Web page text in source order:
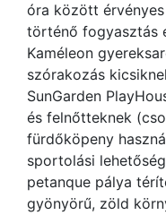
óra között
történő fogyasztás
Kaméleon
szórakozás
SunGarden
és felnőtteknek
fürdőköpeny
sportolási
petanque pálya
gyönyörű, zöld